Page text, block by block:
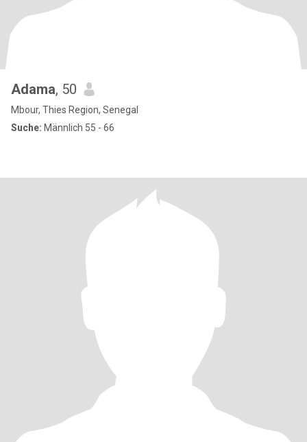
Adama, 50
Mbour, Thies Region, Senegal
Suche: Männlich 55 - 66